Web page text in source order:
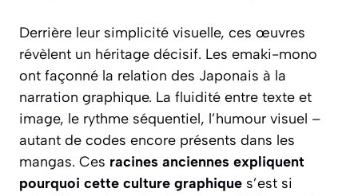
Derrière leur simplicité visuelle, ces œuvres
révèlent un héritage décisif. Les emaki-mono
ont façonné la relation des Japonais à la
narration graphique. La fluidité entre texte et
image, le rythme séquentiel, l’humour visuel –
autant de codes encore présents dans les
mangas. Ces racines anciennes expliquent
pourquoi cette culture graphique s’est si